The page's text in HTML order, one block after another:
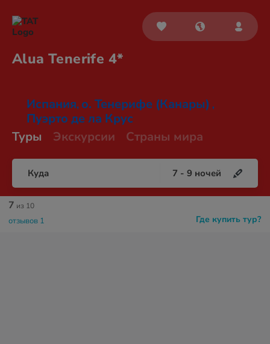
Alua Tenerife 4*
Испания, о. Тенерифе (Канары) ,
Пуэрто де ла Крус
Туры
Экскурсии Страны мира
Куда 7 - 9 ночей
Где купить тур?
7 из 10
отзывов 1